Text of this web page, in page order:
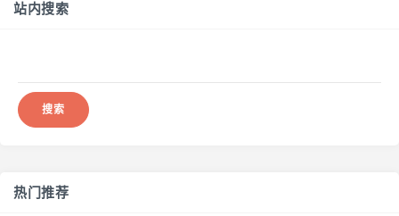
站内搜索
热门推荐